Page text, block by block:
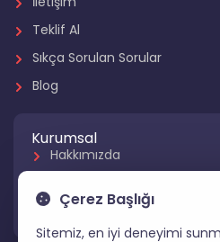
Teklif Al
Sıkça Sorulan Sorular
Blog
Kurumsal
Hakkımızda
Hizmetlerimiz
Çerez Başlığı
Sitemiz, en iyi deneyimi